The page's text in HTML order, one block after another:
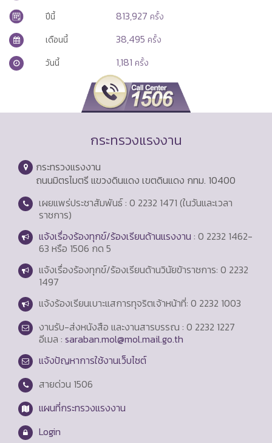
ปีนี้
813,927 ครั้ง
เดือนนี้
38,495 ครั้ง
วันนี้
1,181 ครั้ง
กระทรวงแรงงาน
กระทรวงแรงงาน
ถนนมิตรไมตรี แขวงดินแดง เขตดินแดง กทม. 10400
เผยแพร่ประชาสัมพันธ์ : 0 2232 1471 (ในวันและเวลา
ราชการ)
แจ้งเรื่องร้องทุกข์/ร้องเรียนด้านแรงงาน : 0 2232 1462-
63 หรือ 1506 กด 5
แจ้งเรื่องร้องทุกข์/ร้องเรียนด้านวินัยข้าราชการ: 0 2232
1497
แจ้งร้องเรียนเบาะแสการทุจริตเจ้าหน้าที่: 0 2232 1003
งานรับ-ส่งหนังสือ และงานสารบรรณ : 0 2232 1227
อีเมล : saraban.mol@mol.mail.go.th
แจ้งปัญหาการใช้งานเว็บไซต์
สายด่วน 1506
แผนที่กระทรวงแรงงาน
Login